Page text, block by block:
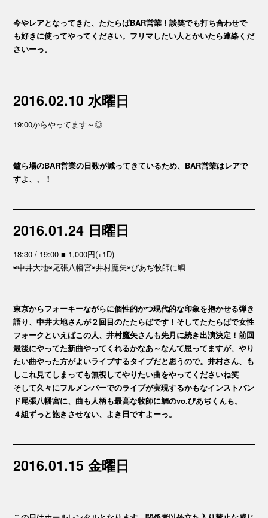
今やレアとなってきた、たたらばBAR営業！談笑でも打ち合わせで
も好きに使ってやってください。フリマしたい人とかいたら連絡くだ
さいーっ。
2016.02.10 水曜日
19:00からやってます～◎
鑪ら場のBAR営業の日数が減ってきているため、BAR営業はレアで
すよ、、！
2016.01.24 日曜日
18:30 / 19:00 ■ 1,000円(+1D)
◉中井大地◉尾張八幡宮◉井村魔矢◉びあぢ牧師に鯛
東京からフォーキーながらに個性的かつ現代的な印象を抱かせる弾き
語り、中井大地さんが２回目のたたらばです！そしてたたらばで女性
フォークといえばこの人、井村魔矢さんも先月に続き出演決定！前回
最後にやってた新曲やってくれるかなあ～なんて思ってますが、やり
たい曲やった方がよいライブするタイプだと思うので。井村さん、も
しこれ見てしまっても無視してやりたい曲をやってくださいね笑
そして久々にフルメンバーでのライブが実現するかもなインストバン
ド尾張八幡宮に、曲も人柄も最高な牧師に鯛のvo.びあぢくんも。
４組ずっと飽きさせない、よき日ですよーっ。
2016.01.15 金曜日